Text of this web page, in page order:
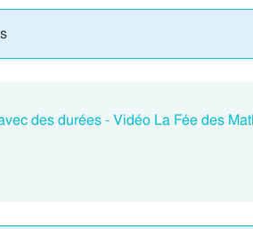
des durées - Vidéo La Fée des